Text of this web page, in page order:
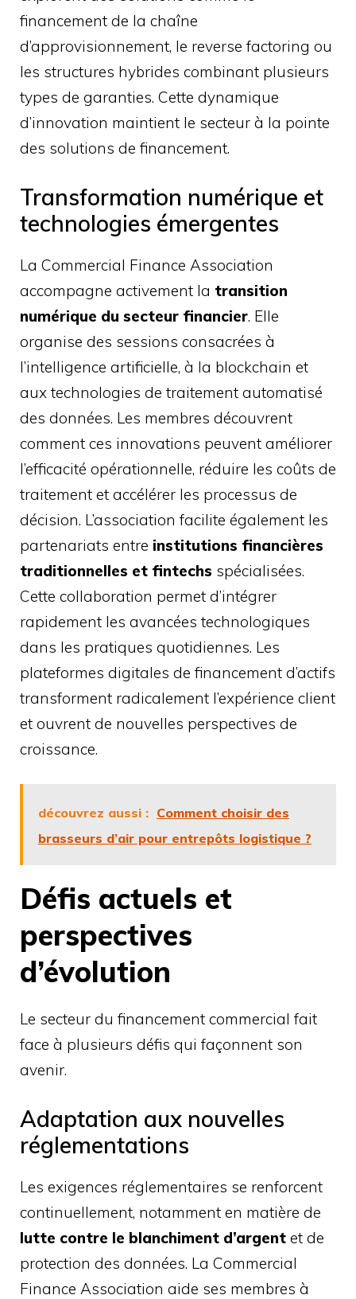
financement de la chaîne
d’approvisionnement, le reverse factoring ou
les structures hybrides combinant plusieurs
types de garanties. Cette dynamique
d’innovation maintient le secteur à la pointe
des solutions de financement.
Transformation numérique et
technologies émergentes
La Commercial Finance Association
accompagne activement la transition
numérique du secteur financier. Elle
organise des sessions consacrées à
l’intelligence artificielle, à la blockchain et
aux technologies de traitement automatisé
des données. Les membres découvrent
comment ces innovations peuvent améliorer
l’efficacité opérationnelle, réduire les coûts de
traitement et accélérer les processus de
décision. L’association facilite également les
partenariats entre institutions financières
traditionnelles et fintechs spécialisées.
Cette collaboration permet d’intégrer
rapidement les avancées technologiques
dans les pratiques quotidiennes. Les
plateformes digitales de financement d’actifs
transforment radicalement l’expérience client
et ouvrent de nouvelles perspectives de
croissance.
découvrez aussi : Comment choisir des
brasseurs d’air pour entrepôts logistique ?
Défis actuels et
perspectives
d’évolution
Le secteur du financement commercial fait
face à plusieurs défis qui façonnent son
avenir.
Adaptation aux nouvelles
réglementations
Les exigences réglementaires se renforcent
continuellement, notamment en matière de
lutte contre le blanchiment d’argent et de
protection des données. La Commercial
Finance Association aide ses membres à